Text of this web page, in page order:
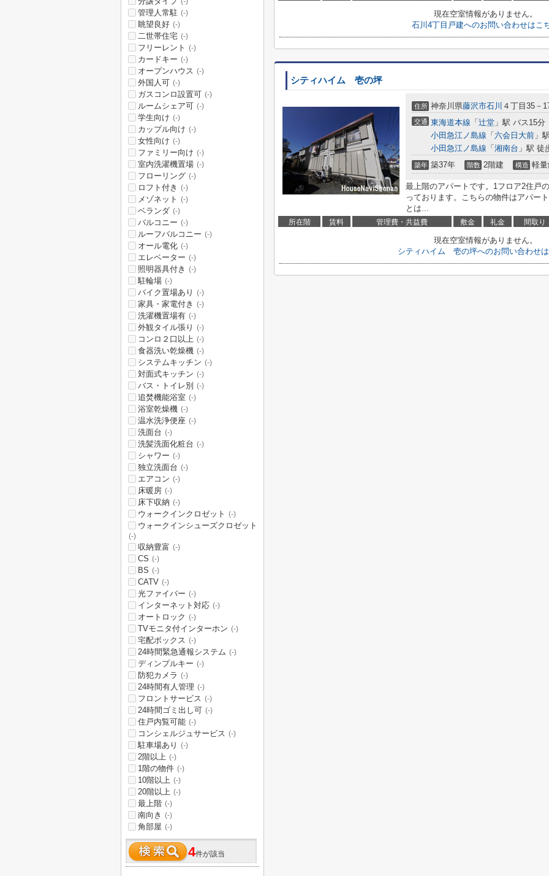
現在空室情報がありません。
石川4丁目戸建へのお問い合わせはこ
シティハイム 壱の坪
住所 神奈川県藤沢市石川 ４丁目35－
交通 東海道本線 「 辻堂 」駅 バス15
小田急江ノ島線 「 六会日大前 」
小田急江ノ島線 「 湘南台 」駅 徒
築年 築37年 階数 2階建 構造 軽
最上階のアパートです。1フロア2住戸
っております。こちらの物件はアパー
とは...
所在階 賃料 管理費・共益費 敷金 礼金 間取り
現在空室情報がありません。
シティハイム 壱の坪へのお問い合わせ
管理人常駐 (-)
眺望良好 (-)
二世帯住宅 (-)
フリーレント (-)
カードキー (-)
オープンハウス (-)
外国人可 (-)
ガスコンロ設置可 (-)
ルームシェア可 (-)
学生向け (-)
カップル向け (-)
女性向け (-)
ファミリー向け (-)
室内洗濯機置場 (-)
フローリング (-)
ロフト付き (-)
メゾネット (-)
ベランダ (-)
バルコニー (-)
ルーフバルコニー (-)
オール電化 (-)
エレベーター (-)
照明器具付き (-)
駐輪場 (-)
バイク置場あり (-)
家具・家電付き (-)
洗濯機置場有 (-)
外観タイル張り (-)
コンロ２口以上 (-)
食器洗い乾燥機 (-)
システムキッチン (-)
対面式キッチン (-)
バス・トイレ別 (-)
追焚機能浴室 (-)
浴室乾燥機 (-)
温水洗浄便座 (-)
洗面台 (-)
洗髪洗面化粧台 (-)
シャワー (-)
独立洗面台 (-)
エアコン (-)
床暖房 (-)
床下収納 (-)
ウォークインクロゼット (-)
ウォークインシューズクロゼット
(-)
収納豊富 (-)
CS (-)
BS (-)
CATV (-)
光ファイバー (-)
インターネット対応 (-)
オートロック (-)
TVモニタ付インターホン (-)
宅配ボックス (-)
24時間緊急通報システム (-)
ディンプルキー (-)
防犯カメラ (-)
24時間有人管理 (-)
フロントサービス (-)
24時間ゴミ出し可 (-)
住戸内覧可能 (-)
コンシェルジュサービス (-)
駐車場あり (-)
2階以上 (-)
1階の物件 (-)
10階以上 (-)
20階以上 (-)
最上階 (-)
南向き (-)
角部屋 (-)
4件が該当